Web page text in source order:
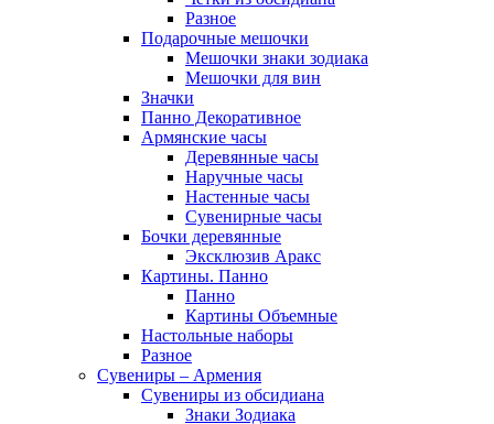
Разное
Подарочные мешочки
Мешочки знаки зодиака
Мешочки для вин
Значки
Панно Декоративное
Армянские часы
Деревянные часы
Наручные часы
Настенные часы
Сувенирные часы
Бочки деревянные
Эксклюзив Аракс
Картины. Панно
Панно
Картины Объемные
Настольные наборы
Разное
Сувениры – Армения
Сувениры из обсидиана
Знаки Зодиака